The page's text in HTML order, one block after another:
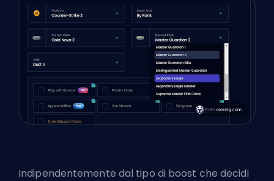
Indipendentemente dal tipo di boost che decidi